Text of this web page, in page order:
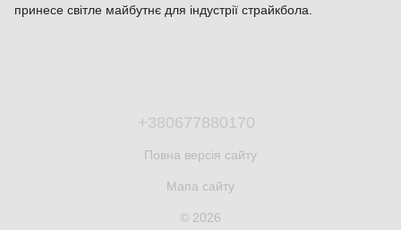
принесе світле майбутнє для індустрії страйкбола.
+380677880170
Повна версія сайту
Мапа сайту
© 2026